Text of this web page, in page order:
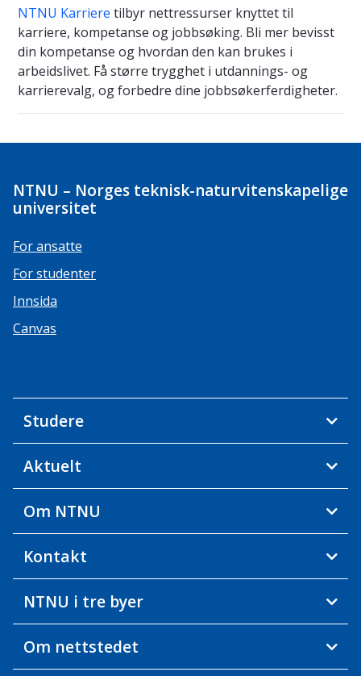
NTNU Karriere tilbyr nettressurser knyttet til
karriere, kompetanse og jobbsøking. Bli mer bevisst
din kompetanse og hvordan den kan brukes i
arbeidslivet. Få større trygghet i utdannings- og
karrierevalg, og forbedre dine jobbsøkerferdigheter.
NTNU – Norges teknisk-naturvitenskapelige
universitet
For ansatte
For studenter
Innsida
Canvas
Studere
Aktuelt
Om NTNU
Kontakt
NTNU i tre byer
Om nettstedet